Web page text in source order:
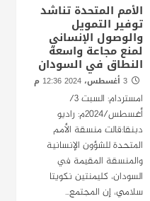
الأمم المتحدة تناشد
توفير التمويل
والوصول الإنساني
لمنع مجاعة واسعة
النطاق في السودان
3 أغسطس، 2024 12:36 م
امستردام: السبت 3/
أغسطس/2024م: راديو
دبنقا:قالت منسقة الأمم
المتحدة للشؤون الإنسانية
والمنسقة المقيمة في
السودان، كليمنتين نكويتا
سلامي، إن المجتمع...